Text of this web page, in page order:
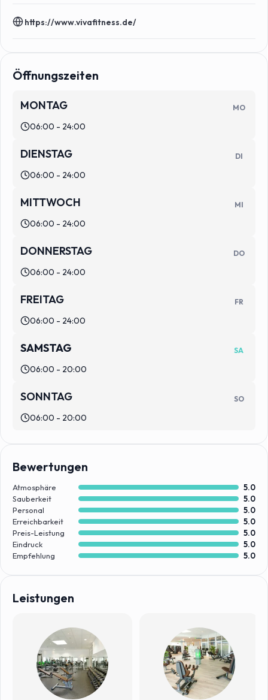
Leistungen
https://www.vivafitness.de/
Öffnungszeiten
MONTAG MO
06:00 - 24:00
DIENSTAG DI
06:00 - 24:00
MITTWOCH MI
06:00 - 24:00
DONNERSTAG DO
06:00 - 24:00
FREITAG FR
06:00 - 24:00
SAMSTAG SA
06:00 - 20:00
SONNTAG SO
06:00 - 20:00
Bewertungen
Atmosphäre
5.0
Sauberkeit
5.0
Personal
5.0
Erreichbarkeit
5.0
Preis-Leistung
5.0
Eindruck
5.0
Empfehlung
5.0